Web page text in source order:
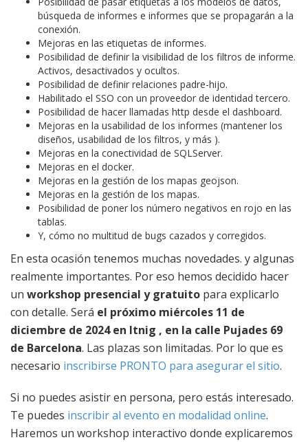
búsqueda de informes e informes que se propagarán a la
conexión.
Mejoras en las etiquetas de informes.
Posibilidad de definir la visibilidad de los filtros de informe.
Activos, desactivados y ocultos.
Posibilidad de definir relaciones padre-hijo.
Habilitado el SSO con un proveedor de identidad tercero.
Posibilidad de hacer llamadas http desde el dashboard.
Mejoras en la usabilidad de los informes (mantener los
diseños, usabilidad de los filtros, y más ).
Mejoras en la conectividad de SQLServer.
Mejoras en el docker.
Mejoras en la gestión de los mapas geojson.
Mejoras en la gestión de los mapas.
Posibilidad de poner los número negativos en rojo en las
tablas.
Y, cómo no multitud de bugs cazados y corregidos.
En esta ocasión tenemos muchas novedades. y algunas
realmente importantes. Por eso hemos decidido hacer
un workshop presencial y gratuito para explicarlo
con detalle. Será el próximo miércoles 11 de
diciembre de 2024 en Itnig , en la calle Pujades 69
de Barcelona. Las plazas son limitadas. Por lo que es
necesario inscribirse PRONTO para asegurar el sitio.
Si no puedes asistir en persona, pero estás interesado.
Te puedes inscribir al evento en modalidad online.
Haremos un workshop interactivo donde explicaremos